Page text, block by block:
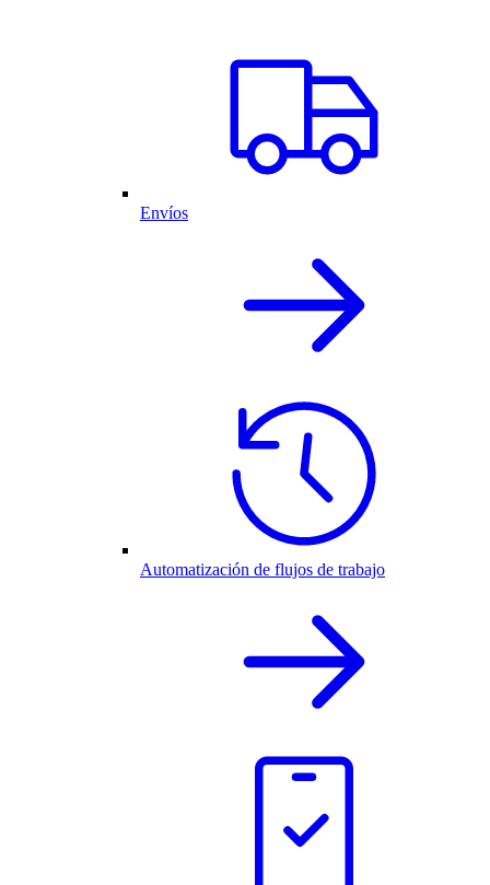
Envíos
Automatización de flujos de trabajo